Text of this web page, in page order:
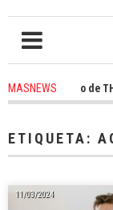
MASNEWS
el trono de THE
ETIQUETA:
11/03/2024